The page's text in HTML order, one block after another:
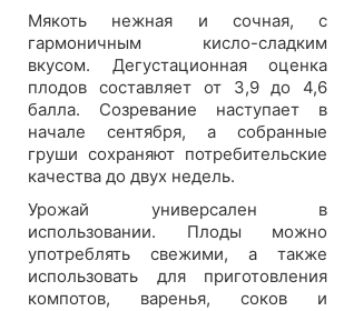
Мякоть нежная и сочная, с
гармоничным кисло-сладким
вкусом. Дегустационная оценка
плодов составляет от 3,9 до 4,6
балла. Созревание наступает в
начале сентября, а собранные
груши сохраняют потребительские
качества до двух недель.
Урожай универсален в
использовании. Плоды можно
употреблять свежими, а также
использовать для приготовления
компотов, варенья, соков и